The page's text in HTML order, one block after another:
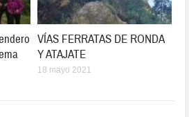
VÍAS FERRATAS DE RONDA
Y ATAJATE
18 mayo 2021